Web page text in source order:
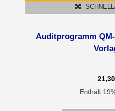
Auditprogramm
21,30
Enthält